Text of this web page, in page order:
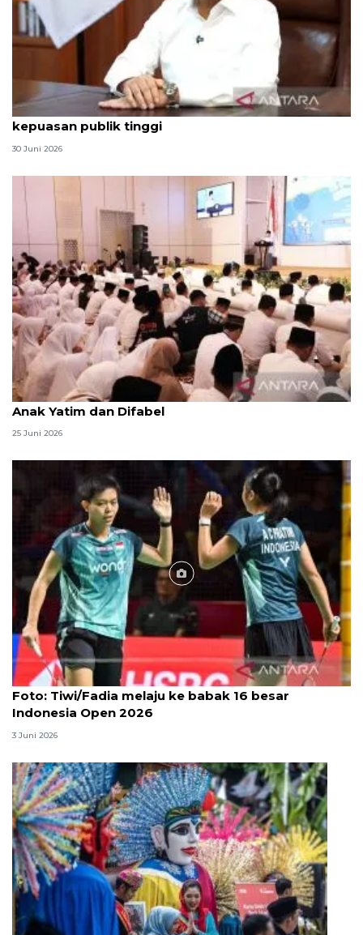
Qodari: Pemerintah tak puas diri meski tingkat
kepuasan publik tinggi
30 Juni 2026
Menag jadikan setiap 10 Muharam sebagai Lebaran
Anak Yatim dan Difabel
25 Juni 2026
Foto
Foto: Tiwi/Fadia melaju ke babak 16 besar
Indonesia Open 2026
3 Juni 2026